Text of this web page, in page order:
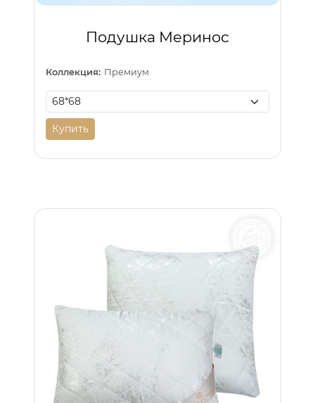
Подушка Меринос
Коллекция: Премиум
Купить